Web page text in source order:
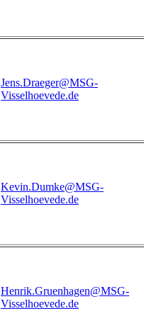
Jens.Draeger@MSG-
Visselhoevede.de
Kevin.Dumke@MSG-
Visselhoevede.de
Henrik.Gruenhagen@MSG-
Visselhoevede.de